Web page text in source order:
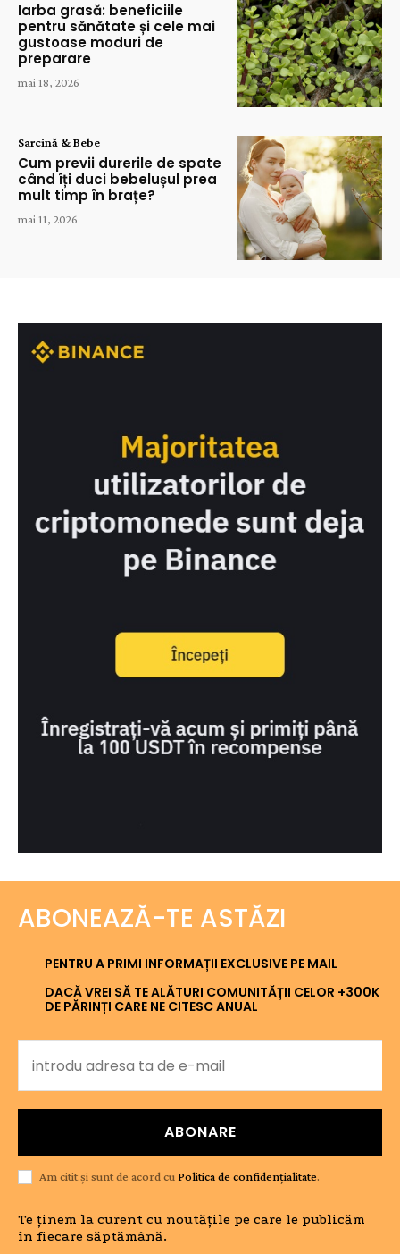
Iarba grasă: beneficiile
pentru sănătate și cele mai
gustoase moduri de
preparare
mai 18, 2026
Sarcină & Bebe
Cum previi durerile de spate
când îți duci bebelușul prea
mult timp în brațe?
mai 11, 2026
ABONEAZĂ-TE ASTĂZI
PENTRU A PRIMI INFORMAȚII EXCLUSIVE PE MAIL
DACĂ VREI SĂ TE ALĂTURI COMUNITĂȚII CELOR +300K
DE PĂRINȚI CARE NE CITESC ANUAL
ABONARE
Am citit și sunt de acord cuPolitica de confidențialitate.
Te ținem la curent cu noutățile pe care le publicăm
în fiecare săptămână.